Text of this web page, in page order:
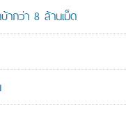
กว่า 8 ล้านเม็ด